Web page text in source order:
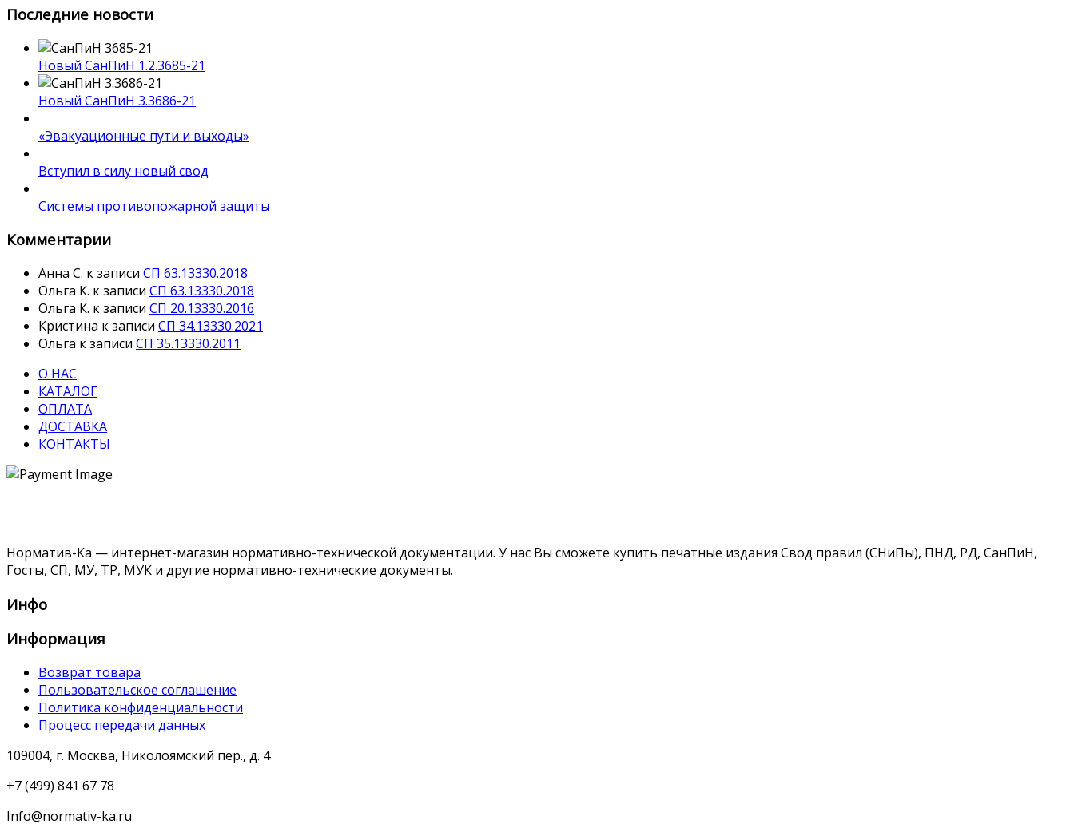
Последние новости
Новый СанПиН 1.2.3685-21
Новый СанПиН 3.3686-21
«Эвакуационные пути и выходы»
Вступил в силу новый свод
Системы противопожарной защиты
Комментарии
Анна С. к записи СП 63.13330.2018
Ольга К. к записи СП 63.13330.2018
Ольга К. к записи СП 20.13330.2016
Кристина к записи СП 34.13330.2021
Ольга к записи СП 35.13330.2011
О НАС
КАТАЛОГ
ОПЛАТА
ДОСТАВКА
КОНТАКТЫ
Норматив-Ка — интернет-магазин нормативно-технической документации. У нас Вы сможете купить печатные издания Свод правил (СНиПы), ПНД, РД, СанПиН,
Госты, СП, МУ, ТР, МУК и другие нормативно-технические документы.
Инфо
Информация
Возврат товара
Пользовательское соглашение
Политика конфиденциальности
Процесс передачи данных
109004, г. Москва, Николоямский пер., д. 4
+7 (499) 841 67 78
Info@normativ-ka.ru